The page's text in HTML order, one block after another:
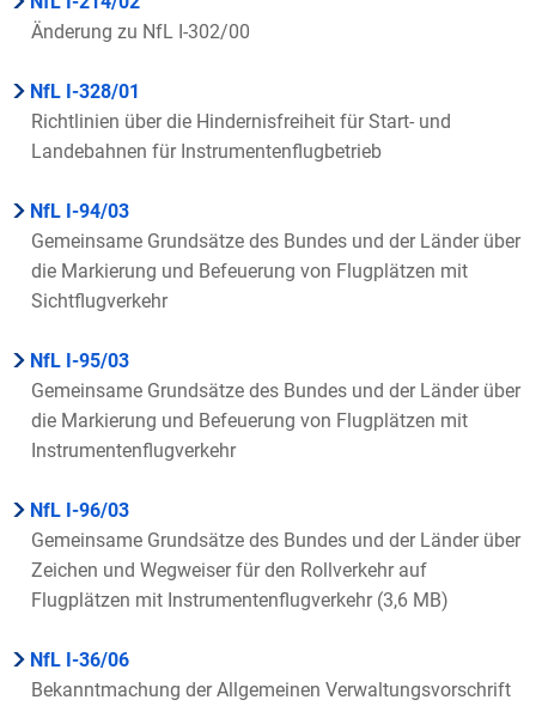
Änderung zu NfL I-302/00
NfL I-328/01
Richtlinien über die Hindernisfreiheit für Start- und
Landebahnen für Instrumentenflugbetrieb
NfL I-94/03
Gemeinsame Grundsätze des Bundes und der Länder über
die Markierung und Befeuerung von Flugplätzen mit
Sichtflugverkehr
NfL I-95/03
Gemeinsame Grundsätze des Bundes und der Länder über
die Markierung und Befeuerung von Flugplätzen mit
Instrumentenflugverkehr
NfL I-96/03
Gemeinsame Grundsätze des Bundes und der Länder über
Zeichen und Wegweiser für den Rollverkehr auf
Flugplätzen mit Instrumentenflugverkehr (3,6 MB)
NfL I-36/06
Bekanntmachung der Allgemeinen Verwaltungsvorschrift